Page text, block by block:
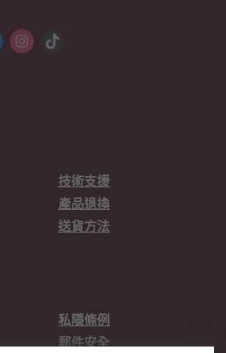
技術支援
產品退換
送貨方法
私隱條例
郵件安全